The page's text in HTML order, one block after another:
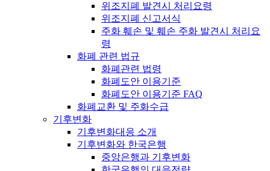
위조지폐 발견시 처리요령
위조지폐 신고서식
주화 훼손 및 훼손 주화 발견시 처리요
령
화폐 관련 법규
화폐관련 법령
화폐도안 이용기준
화폐도안 이용기준 FAQ
화폐교환 및 주화수급
기후변화
기후변화대응 소개
기후변화와 한국은행
중앙은행과 기후변화